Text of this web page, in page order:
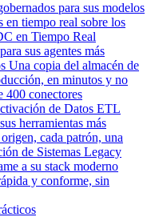
para sus modelos
en tiempo real sobre los
en Tiempo Real
sus agentes más
Una copia del almacén de
en minutos y no
400 conectores
de Datos ETL
herramientas más
cada patrón, una
de Sistemas Legacy
a su stack moderno
y conforme, sin